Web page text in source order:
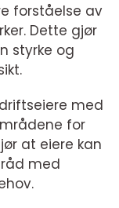
forståelse av
Dette gjør
styrke og
med
for
at eiere kan
med